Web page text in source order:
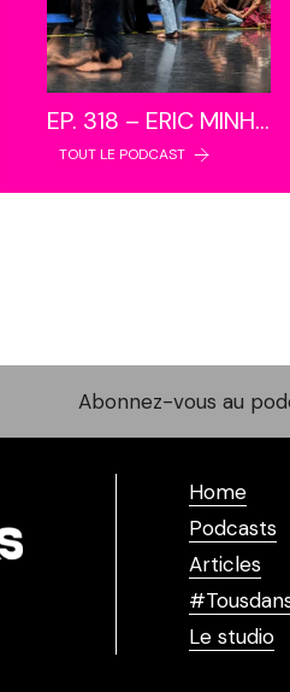
EP. 318 – ERIC MINH…
TOUT LE PODCAST
Abonnez-vous au
Home
Podcasts
Articles
Le studio